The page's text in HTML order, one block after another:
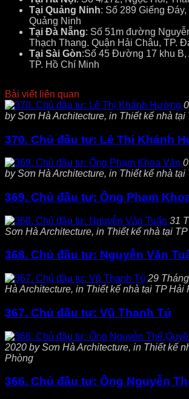
Tại Quảng Ninh: Số 289 Giếng
Quảng Ninh
Tại Đà Nẵng: Số 51m đường
Thạch Thang. Quận Hải Châu, TP.
Tại Sài Gòn:Số 45 Đường 17 khu B,
TP. Hồ Chí Minh
Bài viết liên quan
by Sơn Hà Architecture, in Thiết kế nhà tại
370. Chủ đầu tư: Lê Thị Khánh
by Sơn Hà Architecture, in Thiết kế nhà tại
369. Chủ đầu tư: Ông Phạm
31
Sơn Hà Architecture, in Thiết kế nhà tại
368. Chủ đầu tư: Nguyễn Văn
29
Hà Architecture, in Thiết kế nhà tại TP Hải
367. Chủ đầu tư: Vũ Thanh Tú
2020 by Sơn Hà Architecture, in Thiết kế
Phòng
366. Chủ đầu tư: Ông Nguyễn